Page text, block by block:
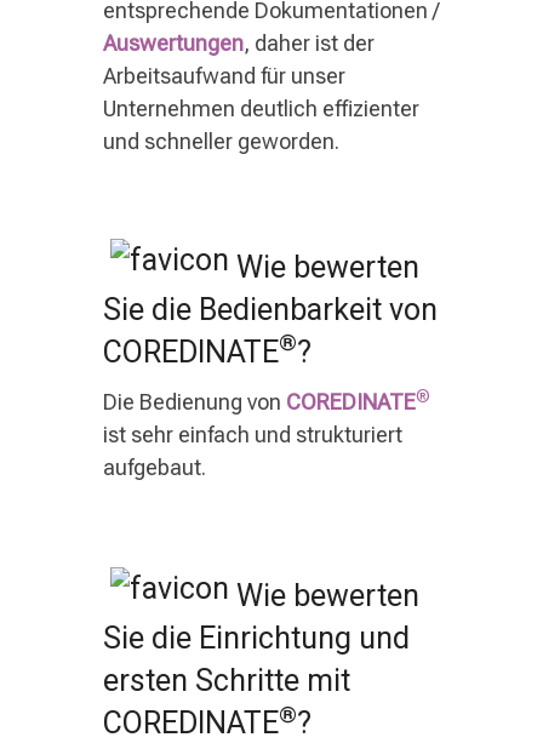
entsprechende Dokumentationen /
Auswertungen, daher ist der
Arbeitsaufwand für unser
Unternehmen deutlich effizienter
und schneller geworden.
Wie bewerten
Sie die Bedienbarkeit von
COREDINATE®?
Die Bedienung von COREDINATE®
ist sehr einfach und strukturiert
aufgebaut.
Wie bewerten
Sie die Einrichtung und
ersten Schritte mit
COREDINATE®?